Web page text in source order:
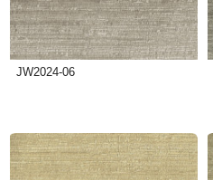
JW2024-06